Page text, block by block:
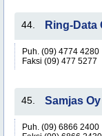
44. Ring-Data
Puh. (09) 4774 4280
Faksi (09) 477 5277
45. Samjas Oy
Puh. (09) 6866 2400